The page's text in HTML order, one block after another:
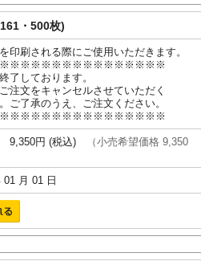
・500枚)
印刷される際にご使用いただきます。
了しております。
注文をキャンセルさせていただく
ご了承のうえ、ご注文ください。
9,350円 (税込)
（小売希望価格 9,350
月 01 日